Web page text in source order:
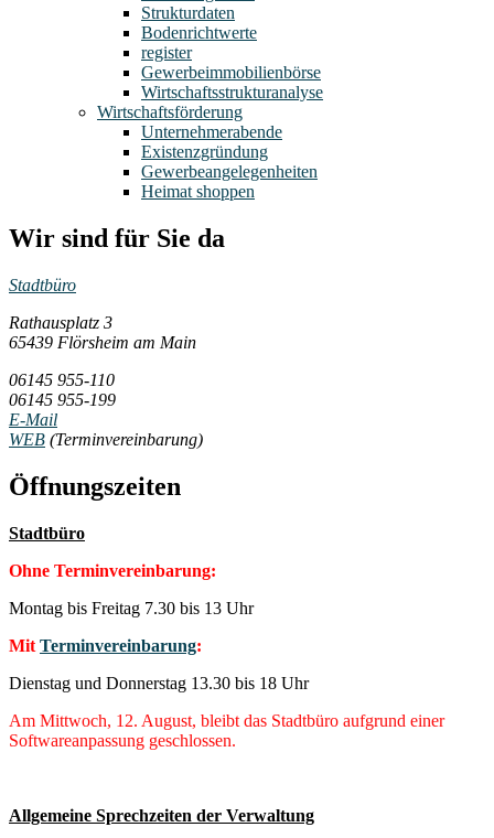
Strukturdaten
Bodenrichtwerte
register
Gewerbeimmobilienbörse
Wirtschaftsstrukturanalyse
Wirtschaftsförderung
Unternehmerabende
Existenzgründung
Gewerbeangelegenheiten
Heimat shoppen
Wir sind für Sie da
Stadtbüro
Rathausplatz 3
65439 Flörsheim am Main
06145 955-110
06145 955-199
E-Mail
WEB (Terminvereinbarung)
Öffnungszeiten
Stadtbüro
Ohne Terminvereinbarung:
Montag bis Freitag 7.30 bis 13 Uhr
Mit Terminvereinbarung:
Dienstag und Donnerstag 13.30 bis 18 Uhr
Am Mittwoch, 12. August, bleibt das Stadtbüro aufgrund einer
Softwareanpassung geschlossen.
Allgemeine Sprechzeiten der Verwaltung